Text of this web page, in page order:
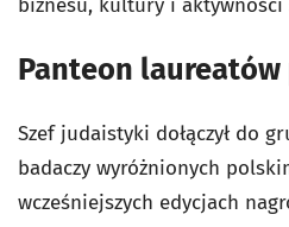
biznesu, kultury i aktywności
Panteon
Szef judaistyki dołączył do
badaczy wyróżnionych
wcześniejszych edycjach